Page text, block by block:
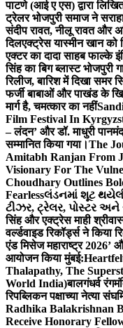
पाटणे (आई ए एस) द्वारा
ट्रेलर भोजपुरी समाज ने
संदीप रावत, नीलू रावत और
दिलएक्ट्रेस यास्मीन खान को
एक्टर का दादा साहब फाल्के
सिंह का बिग ब्लास्ट भोजपुरी
रिलीज, बारिश में दिखा
फर्जी बाबाओं और पाखंड के
मार्ग है, चमत्कार का नहीं
Film Festival In
– लंदन’ और डॉ. माधुरी
सम्मानित किया गया।The
Amitabh Ranjan From
Visionary For The
Choudhary Outlines
Fearlessલંડનમાં શૂટ
ટીઝર, ટ્રેલર, પોસ્ટર
सिंह और एक्ट्रेस माही
वर्ल्डवाइड रिकॉर्ड्स ने किया
एंड मिसेज महाराष्ट्र 2026’
आयोजन किया मुंबई:
Thalapathy, The
World India)बालगंधर्व
रिपब्लिकन पक्षाच्या नेत्या
Radhika Balakrishnan
Receive Honorary